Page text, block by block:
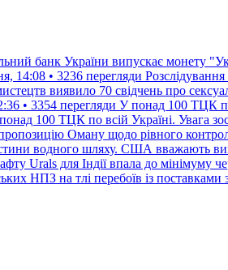
банк України випускає монету
14:08 • 3236 перегляди
виявило 70 свідчень про
• 3354 перегляди У понад 100 ТЦК
100 ТЦК по всій Україні. Увага
Оману щодо рівного
водного шляху. США вважають
Urals для Індії впала до мінімуму
НПЗ на тлі перебоїв із